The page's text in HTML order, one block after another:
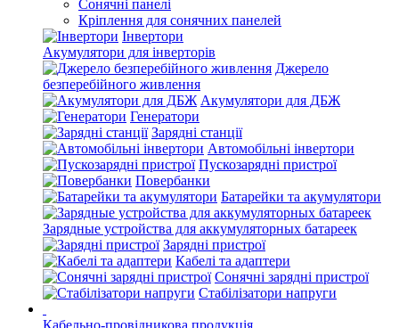
Сонячні панелі
Кріплення для сонячних панелей
Інвертори
Акумулятори для інверторів
Джерело
безперебійного живлення
Акумулятори для ДБЖ
Генератори
Зарядні станції
Автомобільні інвертори
Пускозарядні пристрої
Повербанки
Батарейки та акумулятори
Зарядные устройства для аккумуляторных батареек
Зарядні пристрої
Кабелі та адаптери
Сонячні зарядні пристрої
Стабілізатори напруги
Кабельно-провідникова продукція